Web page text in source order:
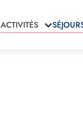
ACTIVITÉS